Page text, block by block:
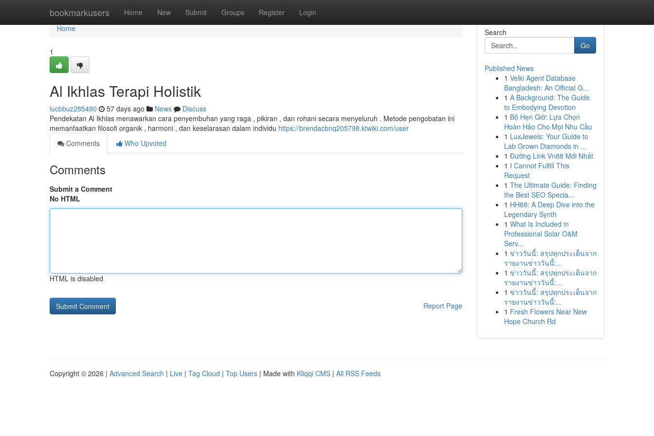
bookmarkusers Home New Submit Groups Register Login
Home
Home
1
Al Ikhlas Terapi Holistik
lucbbuz285480 57 days ago News
Discuss
Pendekatan Al Ikhlas menawarkan cara penyembuhan yang raga , pikiran , dan rohani secara menyeluruh . Metode pengobatan ini
memanfaatkan filosofi organik , harmoni , dan keselarasan dalam individu https://brendacbnq205798.ktwiki.com/user
Comments
Who Upvoted
Comments
Submit a Comment
No HTML
HTML is disabled
Report Page
Search
Go
Published News
1 Velki Agent Database
Bangladesh: An Official G...
1 A Background: The Guide
to Embodying Devotion
1 Bộ Hẹn Giờ: Lựa Chọn
Hoàn Hảo Cho Mọi Nhu Cầu
1 LuxJewels: Your Guide to
Lab Grown Diamonds in ...
1 Đường Link Vn88 Mới Nhất
1 I Cannot Fulfill This
Request
1 The Ultimate Guide: Finding
the Best SEO Specia...
1 HH88: A Deep Dive into the
Legendary Synth
1 What Is Included in
Professional Solar O&M
Serv...
1 ข่าววันนี้: สรุปทุกประเด็นจาก
รายงานข่าววันนี้:...
1 ข่าววันนี้: สรุปทุกประเด็นจาก
รายงานข่าววันนี้:...
1 ข่าววันนี้: สรุปทุกประเด็นจาก
รายงานข่าววันนี้:...
1 Fresh Flowers Near New
Hope Church Rd
Copyright © 2026 | Advanced Search | Live | Tag Cloud | Top Users | Made with Kliqqi CMS | All RSS Feeds